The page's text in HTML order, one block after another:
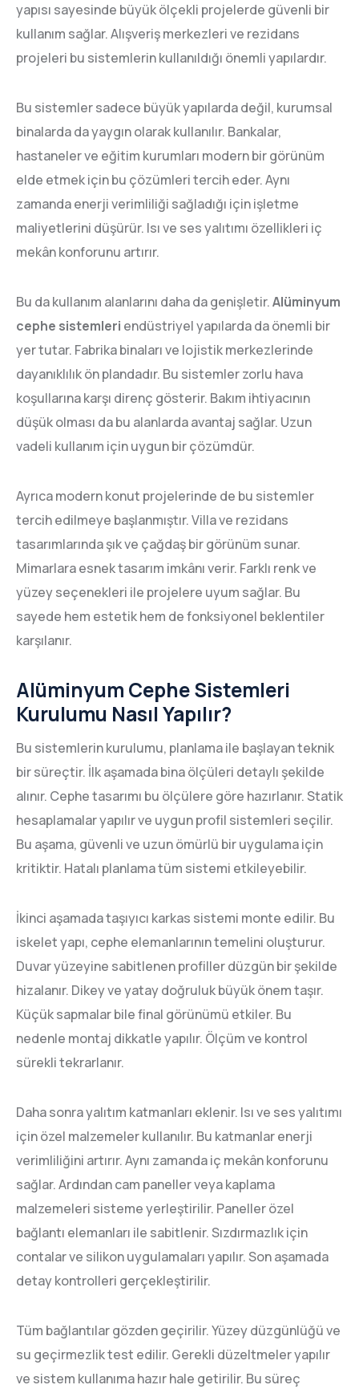
yapısı sayesinde büyük ölçekli projelerde güvenli bir
kullanım sağlar. Alışveriş merkezleri ve rezidans
projeleri bu sistemlerin kullanıldığı önemli yapılardır.
Bu sistemler sadece büyük yapılarda değil, kurumsal
binalarda da yaygın olarak kullanılır. Bankalar,
hastaneler ve eğitim kurumları modern bir görünüm
elde etmek için bu çözümleri tercih eder. Aynı
zamanda enerji verimliliği sağladığı için işletme
maliyetlerini düşürür. Isı ve ses yalıtımı özellikleri iç
mekân konforunu artırır.
Bu da kullanım alanlarını daha da genişletir.Alüminyum
cephe sistemleri endüstriyel yapılarda da önemli bir
yer tutar. Fabrika binaları ve lojistik merkezlerinde
dayanıklılık ön plandadır. Bu sistemler zorlu hava
koşullarına karşı direnç gösterir. Bakım ihtiyacının
düşük olması da bu alanlarda avantaj sağlar. Uzun
vadeli kullanım için uygun bir çözümdür.
Ayrıca modern konut projelerinde de bu sistemler
tercih edilmeye başlanmıştır. Villa ve rezidans
tasarımlarında şık ve çağdaş bir görünüm sunar.
Mimarlara esnek tasarım imkânı verir. Farklı renk ve
yüzey seçenekleri ile projelere uyum sağlar. Bu
sayede hem estetik hem de fonksiyonel beklentiler
karşılanır.
Alüminyum Cephe Sistemleri
Kurulumu Nasıl Yapılır?
Bu sistemlerin kurulumu, planlama ile başlayan teknik
bir süreçtir. İlk aşamada bina ölçüleri detaylı şekilde
alınır. Cephe tasarımı bu ölçülere göre hazırlanır. Statik
hesaplamalar yapılır ve uygun profil sistemleri seçilir.
Bu aşama, güvenli ve uzun ömürlü bir uygulama için
kritiktir. Hatalı planlama tüm sistemi etkileyebilir.
İkinci aşamada taşıyıcı karkas sistemi monte edilir. Bu
iskelet yapı, cephe elemanlarının temelini oluşturur.
Duvar yüzeyine sabitlenen profiller düzgün bir şekilde
hizalanır. Dikey ve yatay doğruluk büyük önem taşır.
Küçük sapmalar bile final görünümü etkiler. Bu
nedenle montaj dikkatle yapılır. Ölçüm ve kontrol
sürekli tekrarlanır.
Daha sonra yalıtım katmanları eklenir. Isı ve ses yalıtımı
için özel malzemeler kullanılır. Bu katmanlar enerji
verimliliğini artırır. Aynı zamanda iç mekân konforunu
sağlar. Ardından cam paneller veya kaplama
malzemeleri sisteme yerleştirilir. Paneller özel
bağlantı elemanları ile sabitlenir. Sızdırmazlık için
contalar ve silikon uygulamaları yapılır. Son aşamada
detay kontrolleri gerçekleştirilir.
Tüm bağlantılar gözden geçirilir. Yüzey düzgünlüğü ve
su geçirmezlik test edilir. Gerekli düzeltmeler yapılır
ve sistem kullanıma hazır hale getirilir. Bu süreç